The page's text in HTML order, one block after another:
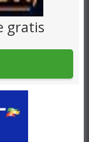
gratis